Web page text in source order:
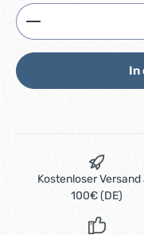
Produkt Anzahl:
In
Kostenloser Versand
100€ (DE)